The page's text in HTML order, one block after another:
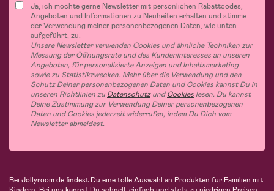
Ja, ich möchte gerne Newsletter mit persönlichen Rabattcodes,
Angeboten und Informationen zu Neuheiten erhalten und stimme
der Verwendung meiner personenbezogenen Daten, wie unten
aufgeführt, zu.
Unsere Newsletter verwenden Cookies und ähnliche Techniken zur
Messung der Öffnungsrate und des Kundeninteresses an unseren
Angeboten, für personalisierte Anzeigen und Inhaltsmarketing
sowie zu Statistikzwecken. Mehr über die Verwendung und den
Schutz Deiner personenbezogenen Daten und Cookies kannst Du in
unseren Richtlinien zu DatenschutzundCookies lesen. Du kannst
Deine Zustimmung zur Verwendung Deiner personenbezogenen
Daten und Cookies jederzeit widerrufen, indem Du Dich vom
Newsletter abmeldest.
Bei Jollyroom.de findest Du eine tolle Auswahl an Produkten für Familien mit